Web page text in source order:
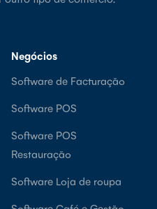
Negócios
Software de Facturação
Software POS
Software POS
Restauração
Software Loja de roupa